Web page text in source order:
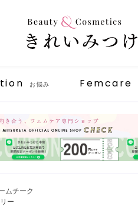
お悩み Femcare
ムチーク
ー